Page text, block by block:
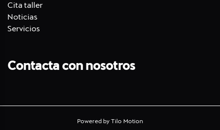
Cita taller
Noticias
Servicios
Contacta con nosotros
Powered by Tilo Motion